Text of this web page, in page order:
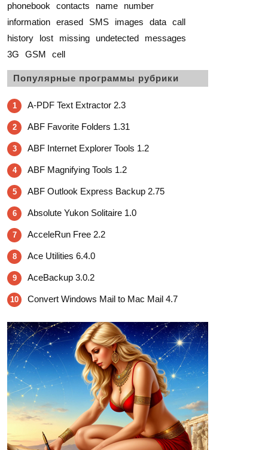
phonebook
contacts name
number
information erased SMS images data call
history
lost missing undetected
messages
3G
GSM cell
Популярные программы рубрики
1 A-PDF Text Extractor 2.3
2 ABF Favorite Folders 1.31
3 ABF Internet Explorer Tools 1.2
4 ABF Magnifying Tools 1.2
5 ABF Outlook Express Backup 2.75
6 Absolute Yukon Solitaire 1.0
7 AcceleRun Free 2.2
8 Ace Utilities 6.4.0
9 AceBackup 3.0.2
10 Convert Windows Mail to Mac Mail 4.7